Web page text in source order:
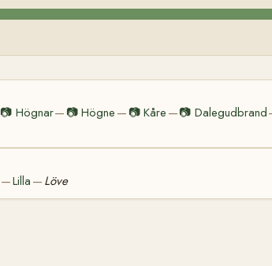
📷 Högnar— 📷Högne — 📷Kåre —📷 Dalegudbrand
—Lilla — Löve